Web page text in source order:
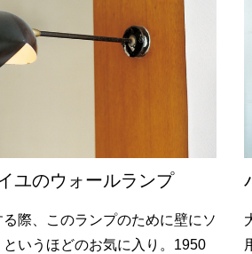
ユのウォールランプ
る際、このランプのために壁にソ
いうほどのお気に入り。1950